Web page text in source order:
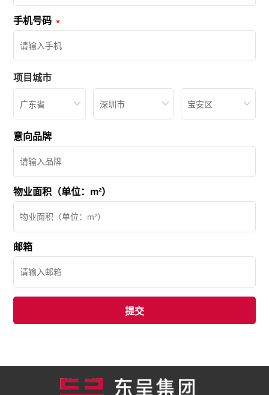
手机号码
项目城市
广东省 深圳市 宝安区
意向品牌
物业面积（单位：m²）
邮箱